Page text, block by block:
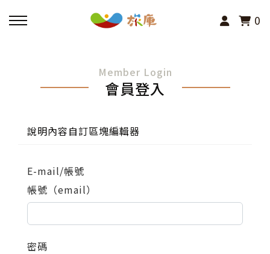
0
小旅行及主題導覽
講座、體驗與課程
其他活動
Member Login
會員登入
說明內容自訂區塊編輯器
E-mail/帳號
帳號（email）
密碼